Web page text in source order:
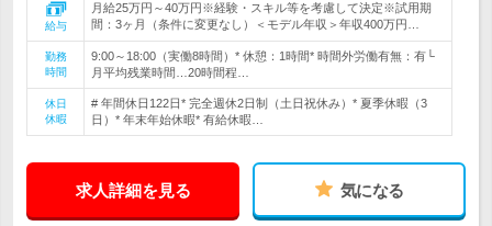
給与
月給25万円～40万円※経験・スキル等を考慮して決定※試用期
間：3ヶ月（条件に変更なし）＜モデル年収＞年収400万円…
勤務
時間
9:00～18:00（実働8時間）* 休憩：1時間* 時間外労働有無：有└
月平均残業時間…20時間程…
休日
休暇
# 年間休日122日* 完全週休2日制（土日祝休み）* 夏季休暇（3
日）* 年末年始休暇* 有給休暇…
求人詳細を見る 気になる